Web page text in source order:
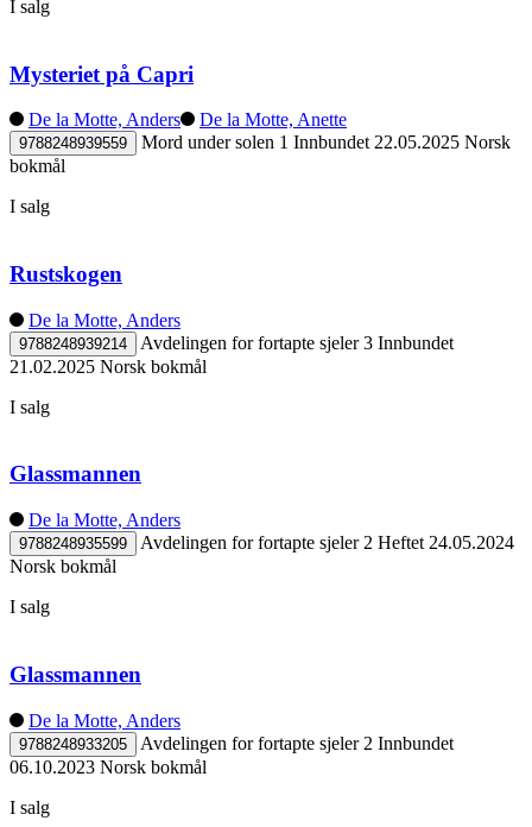
I salg
Mysteriet på Capri
De la Motte, Anders De la Motte, Anette
9788248939559 Mord under solen 1 Innbundet 22.05.2025 Norsk
bokmål
I salg
Rustskogen
De la Motte, Anders
9788248939214 Avdelingen for fortapte sjeler 3 Innbundet
21.02.2025 Norsk bokmål
I salg
Glassmannen
De la Motte, Anders
9788248935599 Avdelingen for fortapte sjeler 2 Heftet 24.05.2024
Norsk bokmål
I salg
Glassmannen
De la Motte, Anders
9788248933205 Avdelingen for fortapte sjeler 2 Innbundet
06.10.2023 Norsk bokmål
I salg